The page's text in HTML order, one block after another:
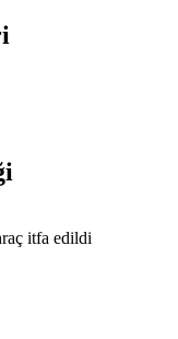
itfa edildi